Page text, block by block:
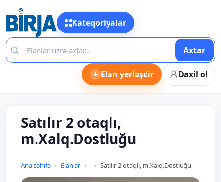
Kateqoriyalar
Axtar
+ Elan yerləşdir Daxil ol
Satılır 2 otaqlı,
m.Xalq.Dostluğu
Ana səhifə Elanlar Satılır 2 otaqlı, m.Xalq.Dostluğu